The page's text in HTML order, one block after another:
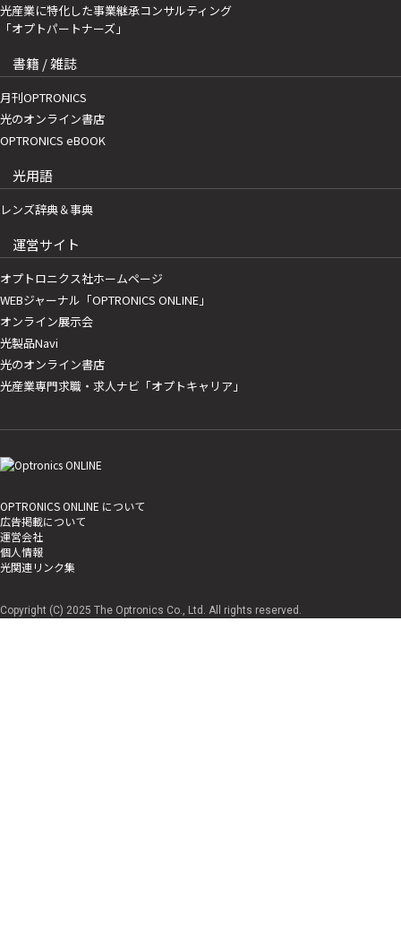
光産業に特化した事業継承コンサルティング
「オプトパートナーズ」
書籍 / 雑誌
月刊OPTRONICS
光のオンライン書店
OPTRONICS eBOOK
光用語
レンズ辞典＆事典
運営サイト
オプトロニクス社ホームページ
WEBジャーナル「OPTRONICS ONLINE」
オンライン展示会
光製品Navi
光のオンライン書店
光産業専門求職・求人ナビ「オプトキャリア」
OPTRONICS ONLINE について
広告掲載について
運営会社
個人情報
光関連リンク集
Copyright (C) 2025 The Optronics Co., Ltd. All rights reserved.